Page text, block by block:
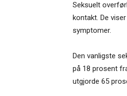
Seksuelt
kontakt. De
symptomer.
Den vanligste
på 18 prosent
utgjorde 65